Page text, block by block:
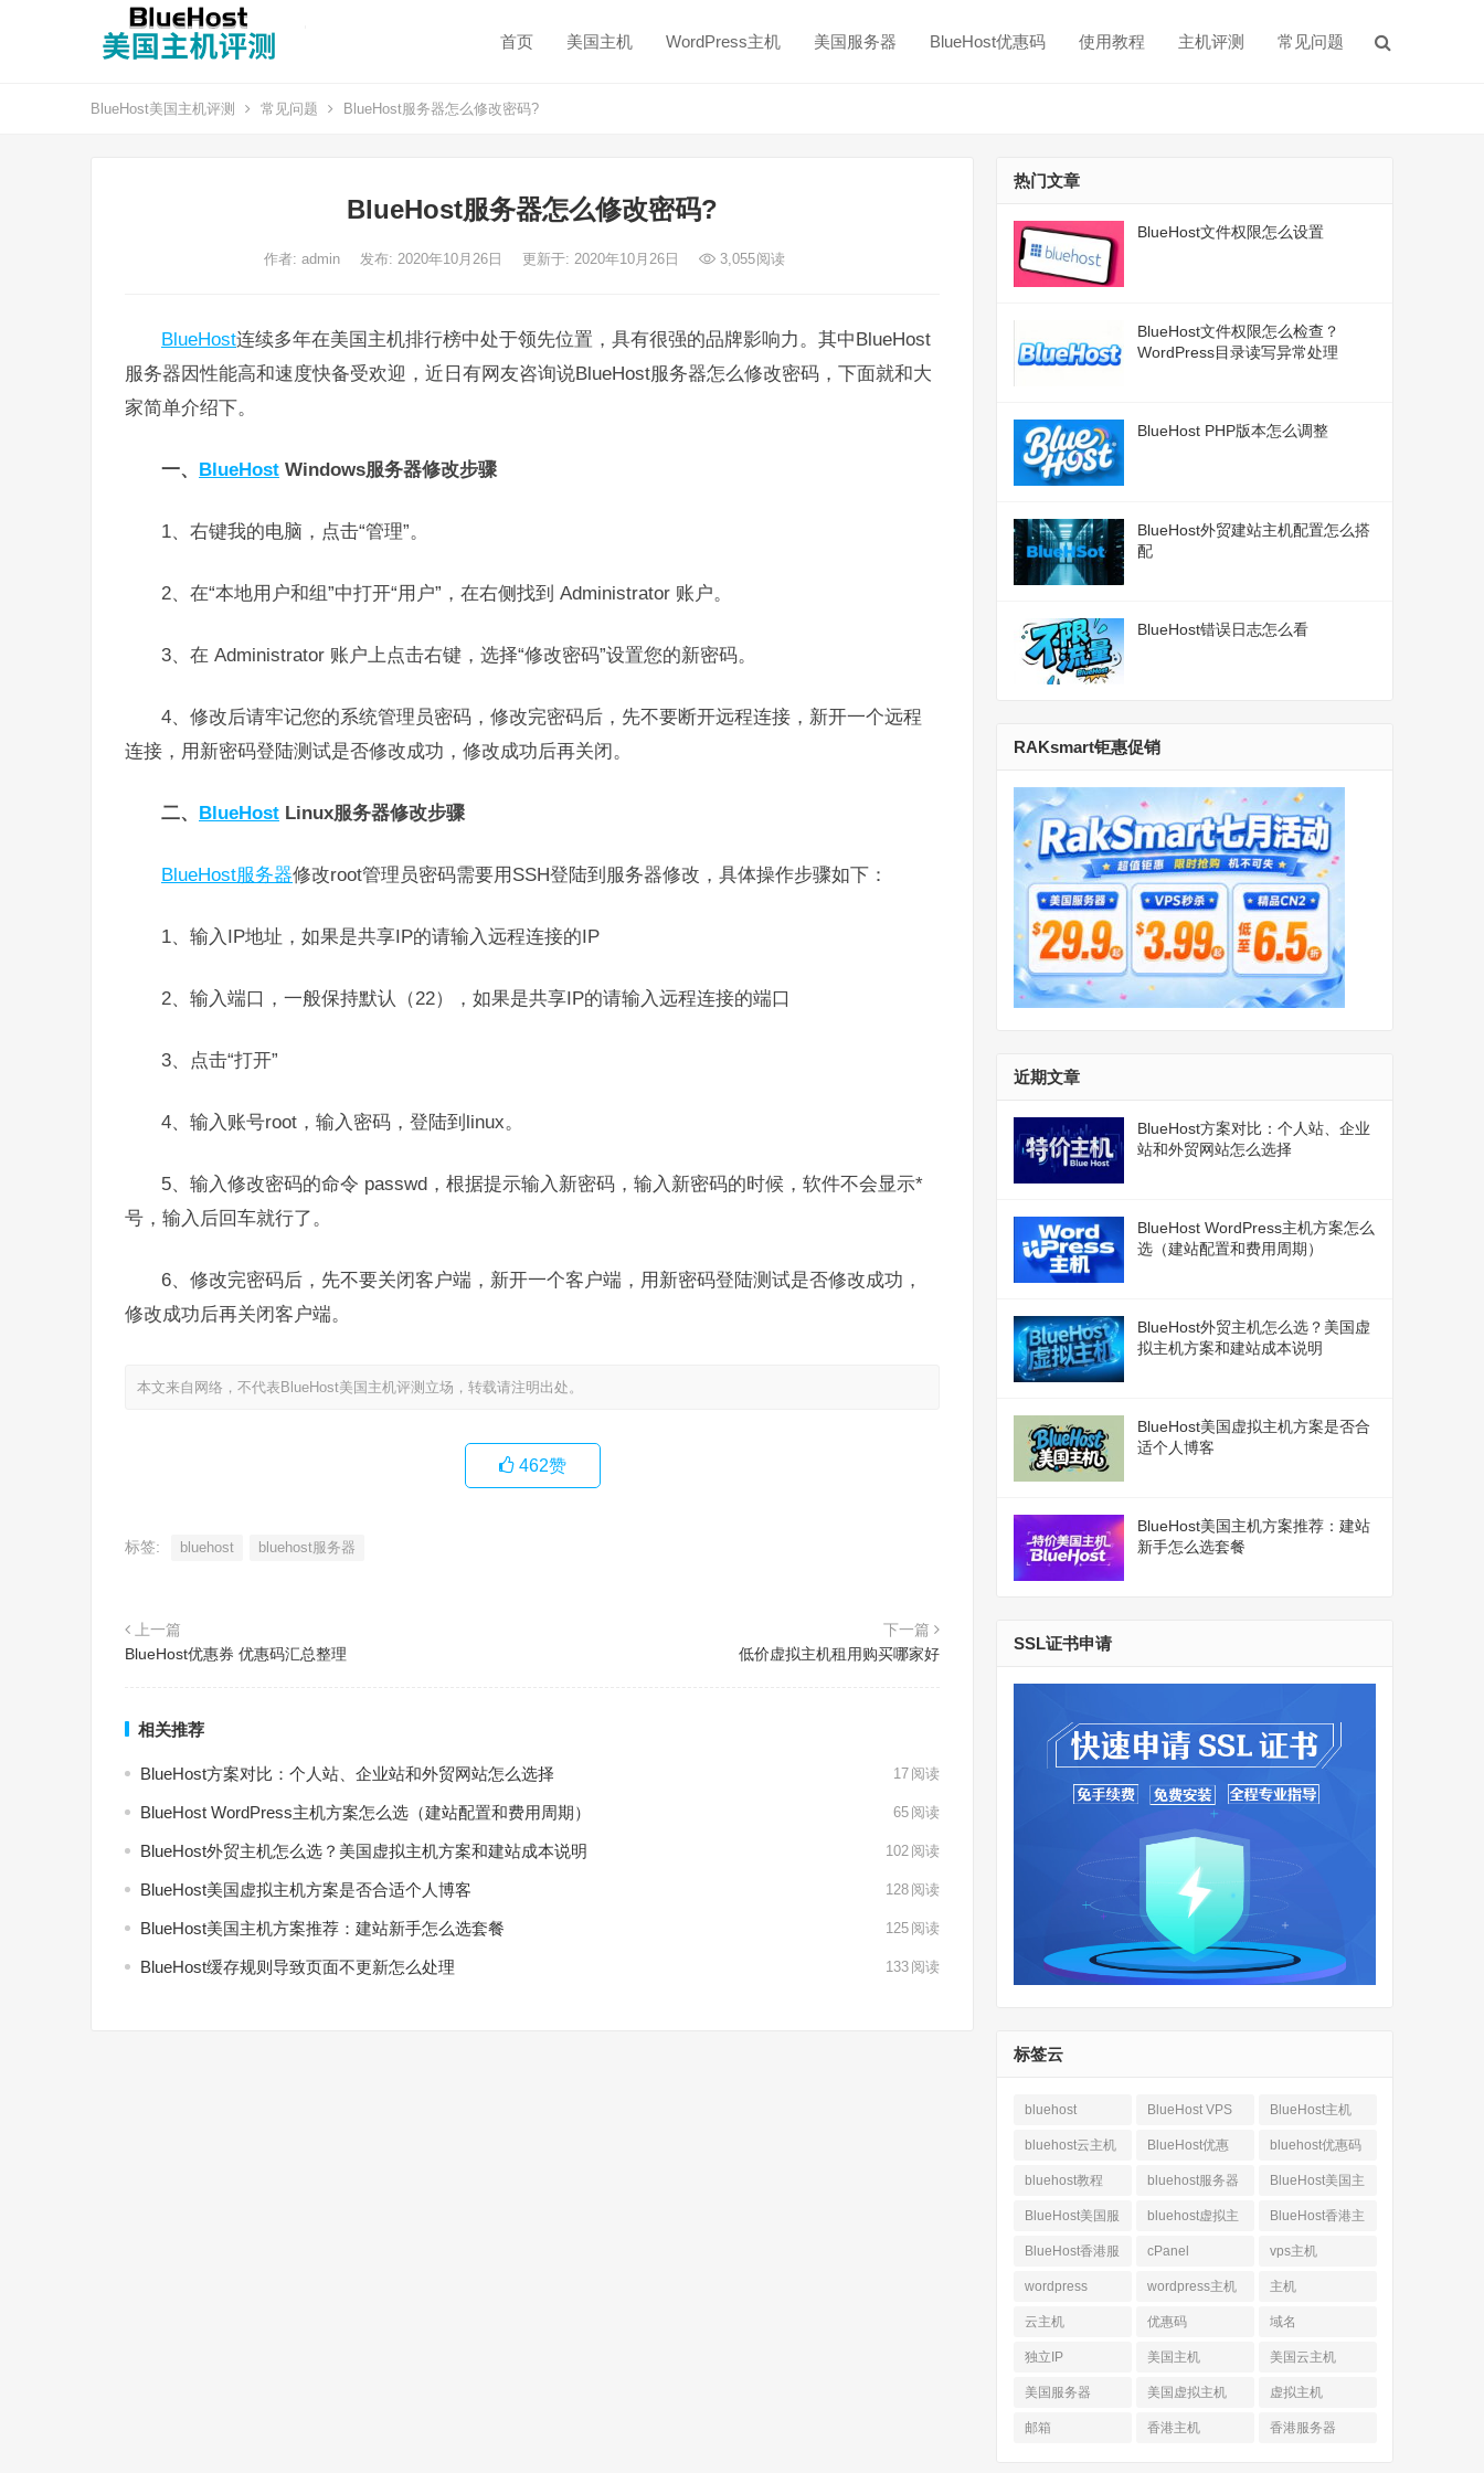
首页 美国主机 WordPress主机 美国服务器 BlueHost优惠码 使用教程 主机评测 常见问题
BlueHost美国主机评测 常见问题 BlueHost服务器怎么修改密码?
BlueHost服务器怎么修改密码?
作者: admin 发布: 2020年10月26日 更新于: 2020年10月26日 3,055阅读
BlueHost连续多年在美国主机排行榜中处于领先位置，具有很强的品牌影响力。其中BlueHost
服务器因性能高和速度快备受欢迎，近日有网友咨询说BlueHost服务器怎么修改密码，下面就和大
家简单介绍下。
一、 BlueHost Windows服务器修改步骤
1、右键我的电脑，点击“管理”。
2、在“本地用户和组”中打开“用户”，在右侧找到 Administrator 账户。
3、在 Administrator 账户上点击右键，选择“修改密码”设置您的新密码。
4、修改后请牢记您的系统管理员密码，修改完密码后，先不要断开远程连接，新开一个远程
连接，用新密码登陆测试是否修改成功，修改成功后再关闭。
二、 BlueHost Linux服务器修改步骤
BlueHost服务器修改root管理员密码需要用SSH登陆到服务器修改，具体操作步骤如下：
1、输入IP地址，如果是共享IP的请输入远程连接的IP
2、输入端口，一般保持默认（22），如果是共享IP的请输入远程连接的端口
3、点击“打开”
4、输入账号root，输入密码，登陆到linux。
5、输入修改密码的命令 passwd，根据提示输入新密码，输入新密码的时候，软件不会显示*
号，输入后回车就行了。
6、修改完密码后，先不要关闭客户端，新开一个客户端，用新密码登陆测试是否修改成功，
修改成功后再关闭客户端。
本文来自网络，不代表BlueHost美国主机评测立场，转载请注明出处。
462赞
标签: bluehost bluehost服务器
上一篇
BlueHost优惠券 优惠码汇总整理
下一篇
低价虚拟主机租用购买哪家好
相关推荐
BlueHost方案对比：个人站、企业站和外贸网站怎么选择 17 阅读
BlueHost WordPress主机方案怎么选（建站配置和费用周期） 65 阅读
BlueHost外贸主机怎么选？美国虚拟主机方案和建站成本说明 102 阅读
BlueHost美国虚拟主机方案是否合适个人博客 128 阅读
BlueHost美国主机方案推荐：建站新手怎么选套餐 125 阅读
BlueHost缓存规则导致页面不更新怎么处理 133 阅读
热门文章
BlueHost文件权限怎么设置
BlueHost文件权限怎么检查？
WordPress目录读写异常处理
BlueHost PHP版本怎么调整
BlueHost外贸建站主机配置怎么搭
配
BlueHost错误日志怎么看
RAKsmart钜惠促销
近期文章
BlueHost方案对比：个人站、企业
站和外贸网站怎么选择
BlueHost WordPress主机方案怎么
选（建站配置和费用周期）
BlueHost外贸主机怎么选？美国虚
拟主机方案和建站成本说明
BlueHost美国虚拟主机方案是否合
适个人博客
BlueHost美国主机方案推荐：建站
新手怎么选套餐
SSL证书申请
标签云
bluehost BlueHost VPS BlueHost主机
bluehost云主机 BlueHost优惠 bluehost优惠码
bluehost教程 bluehost服务器
BlueHost美国主
机
BlueHost美国服
务器
bluehost虚拟主
机
BlueHost香港主
机
BlueHost香港服
务器
cPanel vps主机
wordpress wordpress主机 主机
云主机 优惠码 域名
独立IP 美国主机 美国云主机
美国服务器 美国虚拟主机 虚拟主机
邮箱 香港主机 香港服务器